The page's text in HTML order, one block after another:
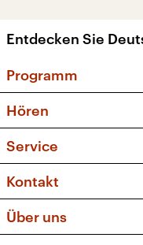
Entdecken Sie
Programm
Sendungen
Musikliste
Kakadu – Das
Hören
Frequenzen
Service
FAQ
Apps
Newsletter
Kontakt
Social Media
Über uns